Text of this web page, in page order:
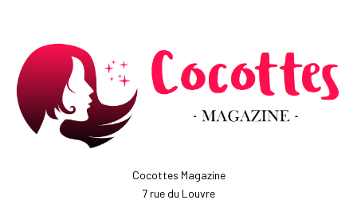
Cocottes Magazine
7 rue du Louvre